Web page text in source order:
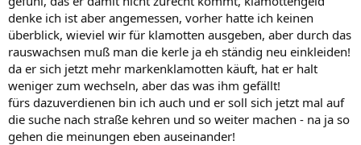
denke ich ist aber angemessen, vorher hatte ich keinen
überblick, wieviel wir für klamotten ausgeben, aber durch das
rauswachsen muß man die kerle ja eh ständig neu einkleiden!
da er sich jetzt mehr markenklamotten käuft, hat er halt
weniger zum wechseln, aber das was ihm gefällt!
fürs dazuverdienen bin ich auch und er soll sich jetzt mal auf
die suche nach straße kehren und so weiter machen - na ja so
gehen die meinungen eben auseinander!